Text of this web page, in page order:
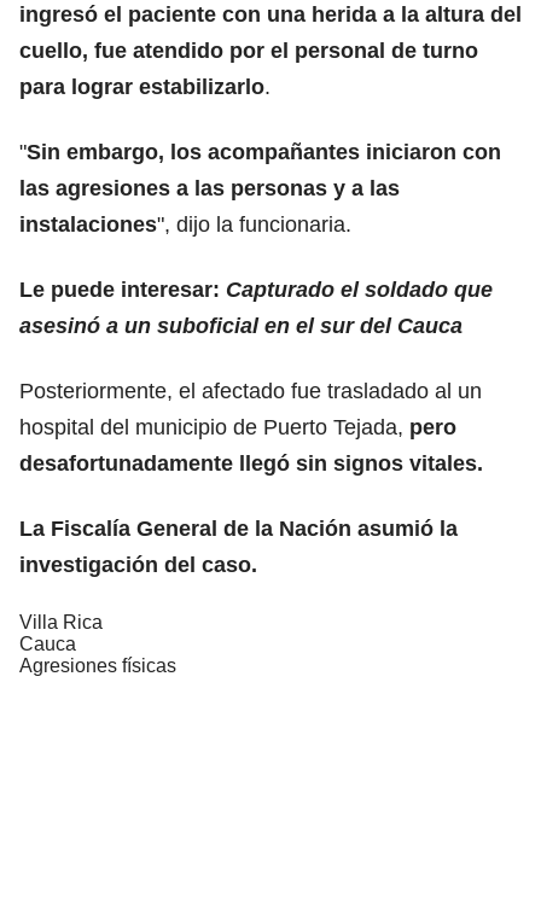
ingresó el paciente con una herida a la altura del
cuello, fue atendido por el personal de turno
para lograr estabilizarlo.
"Sin embargo, los acompañantes iniciaron con
las agresiones a las personas y a las
instalaciones", dijo la funcionaria.
Le puede interesar: Capturado el soldado que
asesinó a un suboficial en el sur del Cauca
Posteriormente, el afectado fue trasladado al un
hospital del municipio de Puerto Tejada, pero
desafortunadamente llegó sin signos vitales.
La Fiscalía General de la Nación asumió la
investigación del caso.
Villa Rica
Cauca
Agresiones físicas